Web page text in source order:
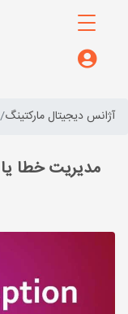
آژانس دیجیتال مارکتینگ